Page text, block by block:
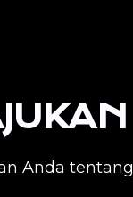
Anda tentang